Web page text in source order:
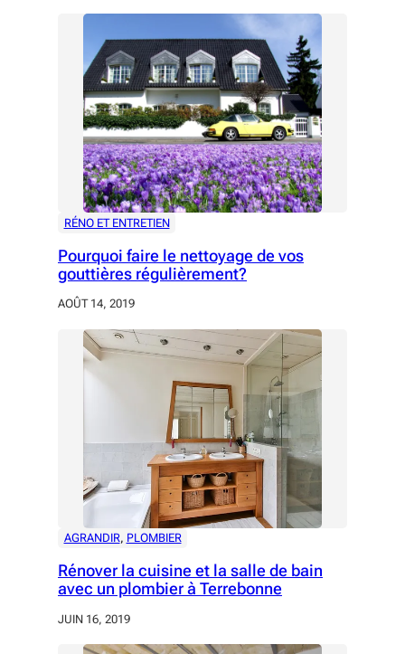
RÉNO ET ENTRETIEN
Pourquoi faire le nettoyage de vos
gouttières régulièrement?
AOÛT 14, 2019
AGRANDIR, PLOMBIER
Rénover la cuisine et la salle de bain
avec un plombier à Terrebonne
JUIN 16, 2019